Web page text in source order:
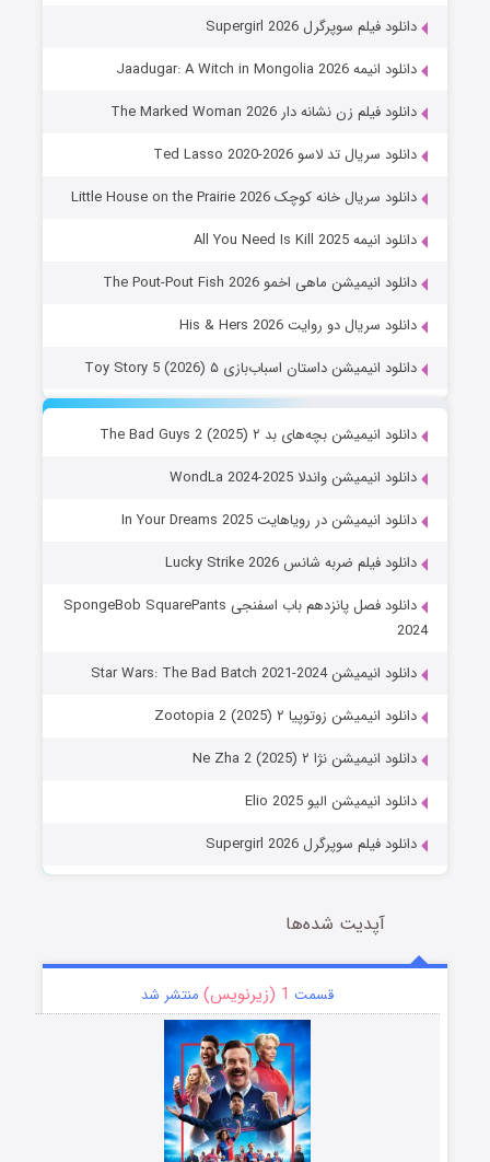
دانلود فیلم سوپرگرل Supergirl 2026
دانلود انیمه Jaadugar: A Witch in Mongolia 2026
دانلود فیلم زن نشانه دار The Marked Woman 2026
دانلود سریال تد لاسو Ted Lasso 2020-2026
دانلود سریال خانه کوچک Little House on the Prairie 2026
دانلود انیمه All You Need Is Kill 2025
دانلود انیمیشن ماهی اخمو The Pout-Pout Fish 2026
دانلود سریال دو روایت His & Hers 2026
دانلود انیمیشن داستان اسباب‌بازی ۵ Toy Story 5 (2026)
دانلود انیمیشن بچه‌های بد ۲ The Bad Guys 2 (2025)
دانلود انیمیشن واندلا WondLa 2024-2025
دانلود انیمیشن در رویاهایت In Your Dreams 2025
دانلود فیلم ضربه شانس Lucky Strike 2026
دانلود فصل پانزدهم باب اسفنجی SpongeBob SquarePants
2024
دانلود انیمیشن Star Wars: The Bad Batch 2021-2024
دانلود انیمیشن زوتوپیا ۲ Zootopia 2 (2025)
دانلود انیمیشن نژا ۲ Ne Zha 2 (2025)
دانلود انیمیشن الیو Elio 2025
دانلود فیلم سوپرگرل Supergirl 2026
آپدیت شده‌ها
قسمت 1 (زیرنویس) منتشر شد